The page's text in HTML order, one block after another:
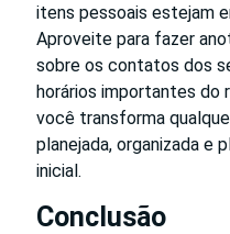
itens pessoais estejam
Aproveite para fazer
sobre os contatos dos
horários importantes do
você transforma
planejada, organizada e
inicial.
Conclusão